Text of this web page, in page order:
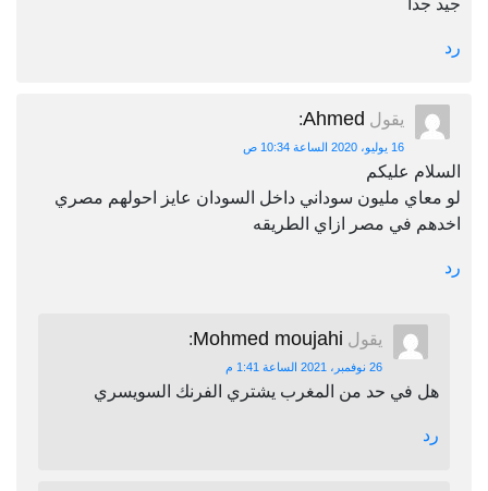
جيد جدا
رد
يقول Ahmed
:
16 يوليو، 2020 الساعة 10:34 ص
السلام عليكم
لو معاي مليون سوداني داخل السودان عايز احولهم مصري
اخدهم في مصر ازاي الطريقه
رد
يقول Mohmed moujahi
:
26 نوفمبر، 2021 الساعة 1:41 م
هل في حد من المغرب يشتري الفرنك السويسري
رد